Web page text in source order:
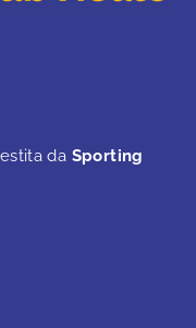
da Sporting